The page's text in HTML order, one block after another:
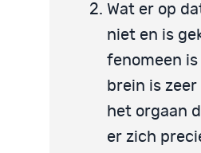
Wat er op
niet en is
fenomeen
brein is
het orgaan
er zich